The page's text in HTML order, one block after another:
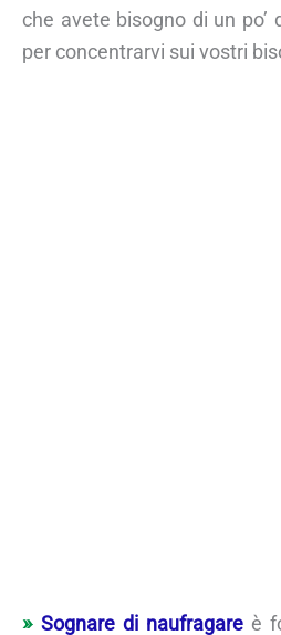
che avete bisogno di un
per concentrarvi sui vostri
Sognare di naufragare è